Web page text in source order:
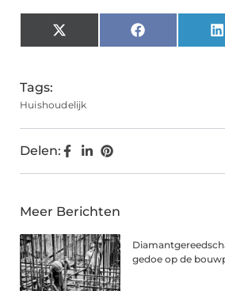
X
(Twitter)
Facebook
Tags:
Huishoudelijk
Delen:
Meer Berichten
gedoe op de